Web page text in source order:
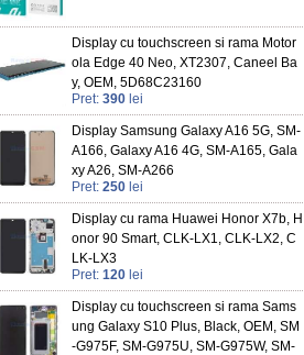
Display cu touchscreen si rama Motor
ola Edge 40 Neo, XT2307, Caneel Ba
y, OEM, 5D68C23160
Pret: 390 lei
Display Samsung Galaxy A16 5G, SM-
A166, Galaxy A16 4G, SM-A165, Gala
xy A26, SM-A266
Pret: 250 lei
Display cu rama Huawei Honor X7b, H
onor 90 Smart, CLK-LX1, CLK-LX2, C
LK-LX3
Pret: 120 lei
Display cu touchscreen si rama Sams
ung Galaxy S10 Plus, Black, OEM, SM
-G975F, SM-G975U, SM-G975W, SM-